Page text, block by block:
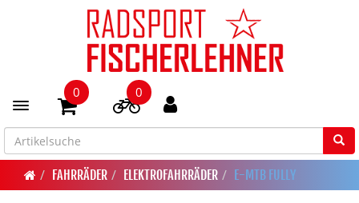
Toggle navigation
0 0
FAHRRÄDER ELEKTROFAHRRÄDER E-MTB FULLY